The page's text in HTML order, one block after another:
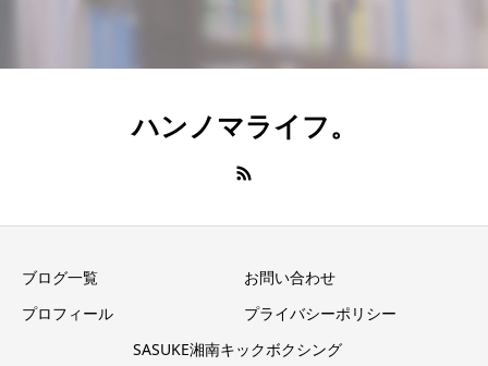
ハンノマライフ。
ブログ一覧
お問い合わせ
プロフィール
プライバシーポリシー
SASUKE湘南キックボクシング